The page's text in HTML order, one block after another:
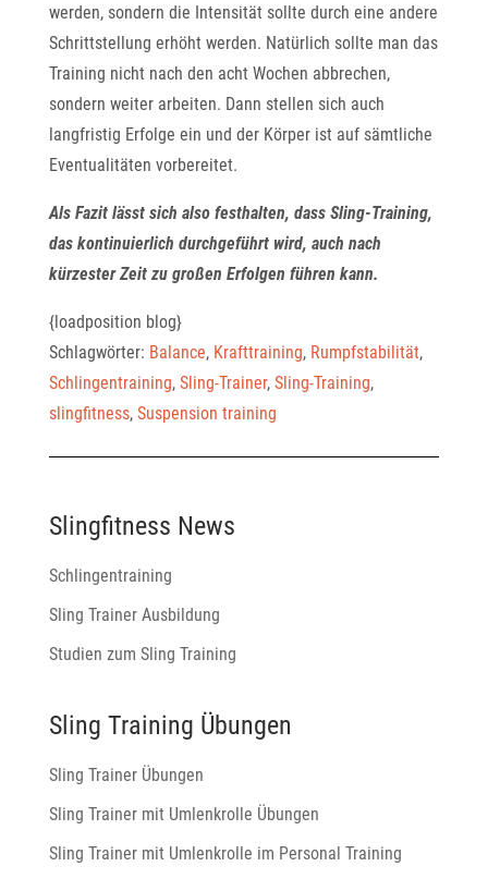
werden, sondern die Intensität sollte durch eine andere
Schrittstellung erhöht werden. Natürlich sollte man das
Training nicht nach den acht Wochen abbrechen,
sondern weiter arbeiten. Dann stellen sich auch
langfristig Erfolge ein und der Körper ist auf sämtliche
Eventualitäten vorbereitet.
Als Fazit lässt sich also festhalten, dass Sling-Training,
das kontinuierlich durchgeführt wird, auch nach
kürzester Zeit zu großen Erfolgen führen kann.
{loadposition blog}
Schlagwörter: Balance, Krafttraining, Rumpfstabilität,
Schlingentraining, Sling-Trainer, Sling-Training,
slingfitness, Suspension training
Slingfitness News
Schlingentraining
Sling Trainer Ausbildung
Studien zum Sling Training
Sling Training Übungen
Sling Trainer Übungen
Sling Trainer mit Umlenkrolle Übungen
Sling Trainer mit Umlenkrolle im Personal Training